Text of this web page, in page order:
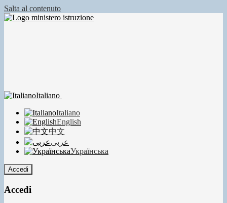
Salta al contenuto
Italiano
Italiano
English
中文
عربى
Українська
Accedi
Accedi